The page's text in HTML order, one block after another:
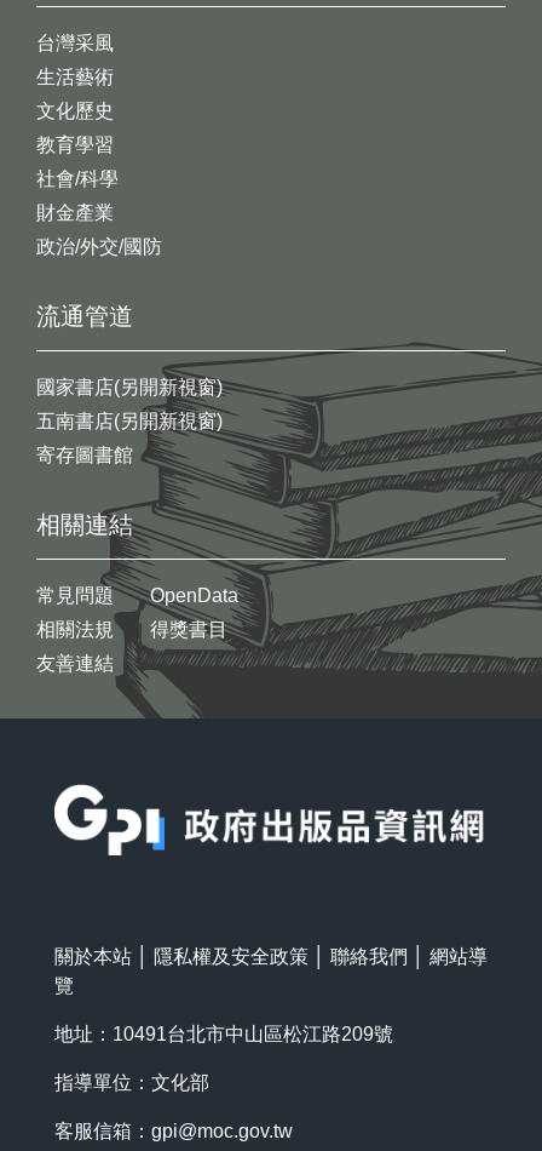
台灣采風
生活藝術
文化歷史
教育學習
社會/科學
財金產業
政治/外交/國防
流通管道
國家書店(另開新視窗)
五南書店(另開新視窗)
寄存圖書館
相關連結
常見問題
相關法規
友善連結
OpenData
得獎書目
關於本站 隱私權及安全政策 聯絡我們
網站導
覽
地址：10491台北市中山區松江路209號
指導單位：文化部
客服信箱： gpi@moc.gov.tw